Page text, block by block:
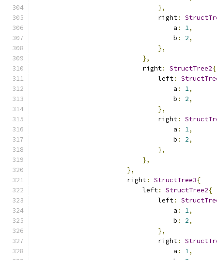
},
                                right
:
                                    a
: 1,
                                    b
: 2,
},
},
                            right
: StructTree2{
                                left
:
                                    a
: 1,
                                    b
: 2,
},
                                right
:
                                    a
: 1,
                                    b
: 2,
},
},
},
                        right
: StructTree3{
                            left
: StructTree2{
                                left
:
                                    a
: 1,
                                    b
: 2,
},
                                right
:
                                    a
: 1,